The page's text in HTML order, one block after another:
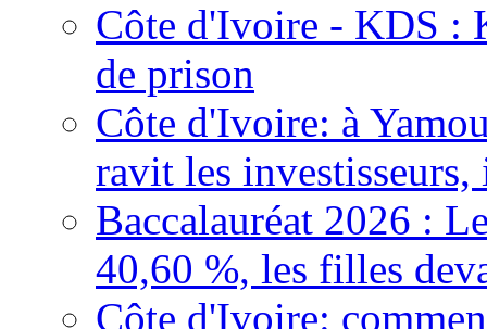
Côte d'Ivoire - KDS :
de prison
Côte d'Ivoire: à
ravit les
Baccalauréat 2026 :
40,60 %, les filles
Côte d'Ivoire: